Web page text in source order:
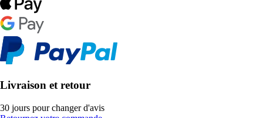
Livraison et retour
30 jours pour changer d'avis